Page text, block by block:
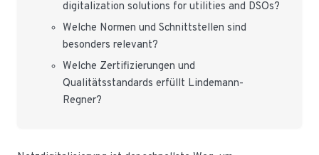
digitalization solutions for utilities and DSOs?
Welche Normen und Schnittstellen sind
besonders relevant?
Welche Zertifizierungen und
Qualitätsstandards erfüllt Lindemann-
Regner?